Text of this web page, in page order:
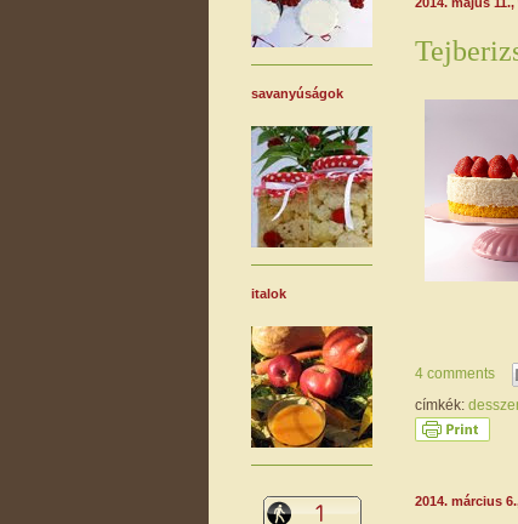
4 comments
címkék:
2014. március
savanyúságok
italok